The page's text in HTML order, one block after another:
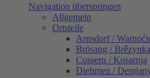
Navigation überspringen
Allgemein
Ortsteile
Arnsdorf /
Brösang / Brězynka
Cossern / Kosarnja
Diehmen /